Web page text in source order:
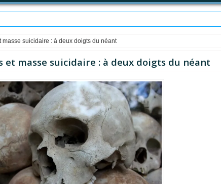
de ce Monde !
masse suicidaire : à deux doigts du néant
et masse suicidaire : à deux doigts du néant